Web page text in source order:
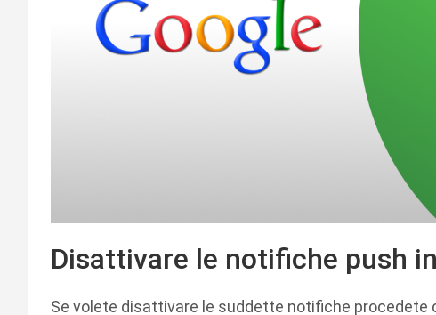
Disattivare le notifiche push
Se volete disattivare le suddette notifiche procedete